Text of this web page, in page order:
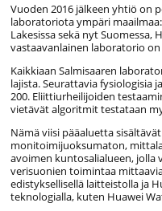
Vuoden 2016 jälkeen yhtiö on
laboratoriota ympäri
Lakesissa sekä nyt Suomessa,
vastaavanlainen laboratorio on
Kaikkiaan Salmisaaren
lajista. Seurattavia fysiologisia
200. Eliittiurheilijoiden
vietävät algoritmit testataan
Nämä viisi pääaluetta
monitoimijuoksumaton,
avoimen kuntosalialueen, jolla
verisuonien toimintaa
edistyksellisellä laitteistolla ja
teknologialla, kuten Huawei